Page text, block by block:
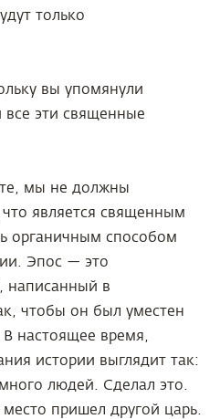
только
вы упомянули
все эти священные
мы не должны
является священным
органичным способом
Эпос — это
написанный в
чтобы он был уместен
настоящее время,
истории выглядит так:
людей. Сделал это.
пришел другой царь.